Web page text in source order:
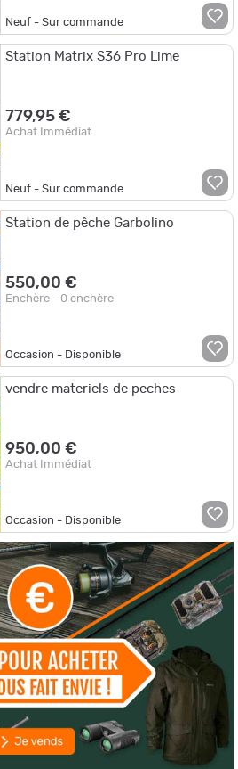
Neuf - Sur commande
Station Matrix S36 Pro Lime
779,95 €
Achat Immédiat
Neuf - Sur commande
Station de pêche Garbolino
550,00 €
Enchère - 0 enchère
Occasion - Disponible
vendre materiels de peches
950,00 €
Achat Immédiat
Occasion - Disponible